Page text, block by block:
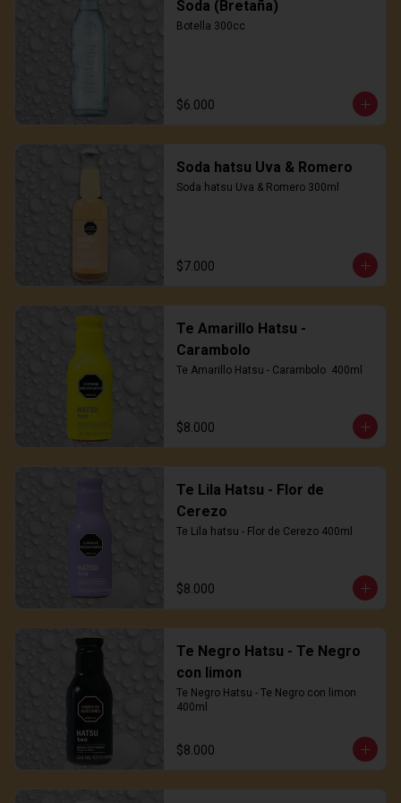
Soda (Bretaña)
Botella 300cc
$6.000
Soda hatsu Uva & Romero
Soda hatsu Uva & Romero 300ml
$7.000
Te Amarillo Hatsu -
Carambolo
Te Amarillo Hatsu - Carambolo  400ml
$8.000
Te Lila Hatsu - Flor de
Cerezo
Te Lila hatsu - Flor de Cerezo 400ml
$8.000
Te Negro Hatsu - Te Negro
con limon
Te Negro Hatsu - Te Negro con limon
400ml
$8.000